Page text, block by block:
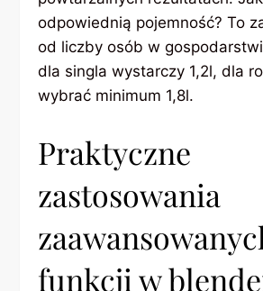
odpowiednią pojemność? To
od liczby osób w
dla singla wystarczy 1,2l, dla
wybrać minimum 1,8l.
Praktyczne
zastosowania
funkcji w